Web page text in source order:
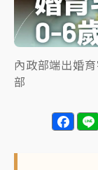
台東農業處長
押庭
父親節泡湯
內政部端出婚
部